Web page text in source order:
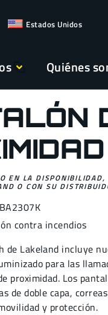
Estados Unidos
Quiénes
EN LA
O CON SU
BA2307K
contra incendios
de Lakeland incluye
para las
proximidad. Los
de doble capa,
y protección.